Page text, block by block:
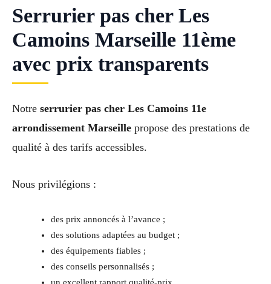
Serrurier pas cher Les
Camoins Marseille 11ème
avec prix transparents
Notre serrurier pas cher Les Camoins 11e
arrondissement Marseille propose des prestations de
qualité à des tarifs accessibles.
Nous privilégions :
des prix annoncés à l’avance ;
des solutions adaptées au budget ;
des équipements fiables ;
des conseils personnalisés ;